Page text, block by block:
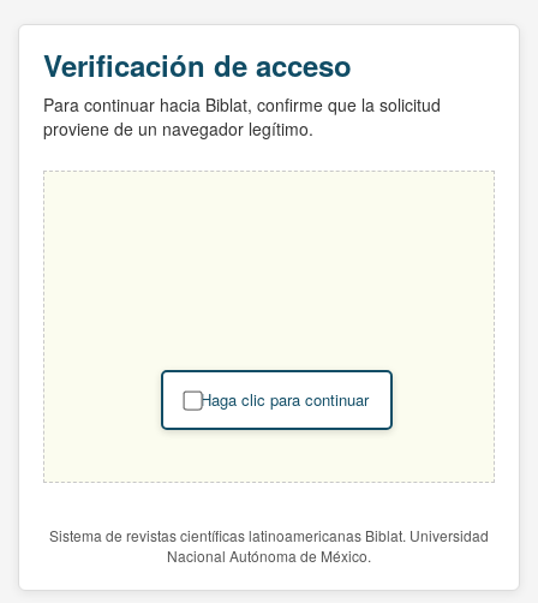
Verificación de acceso
Para continuar hacia Biblat, confirme que la solicitud
proviene de un navegador legítimo.
Haga clic para continuar
Sistema de revistas científicas latinoamericanas Biblat. Universidad
Nacional Autónoma de México.